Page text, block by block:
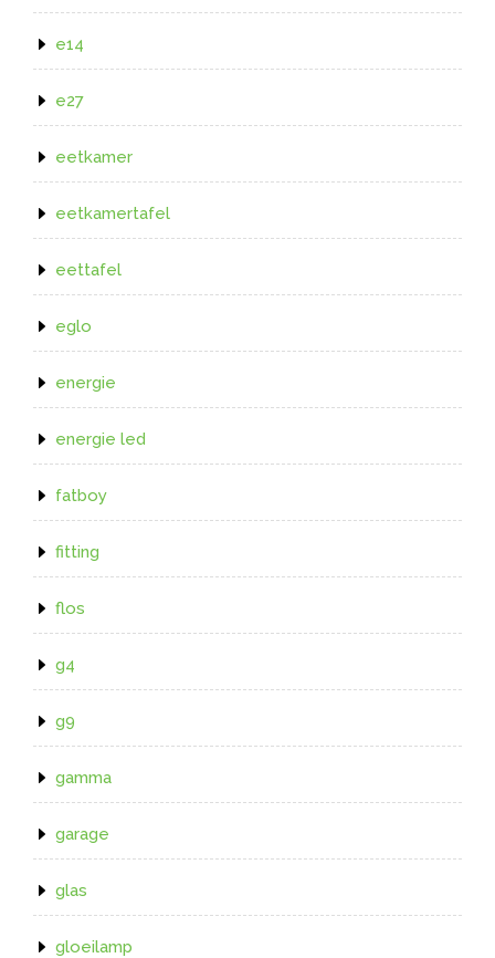
e14
e27
eetkamer
eetkamertafel
eettafel
eglo
energie
energie led
fatboy
fitting
flos
g4
g9
gamma
garage
glas
gloeilamp